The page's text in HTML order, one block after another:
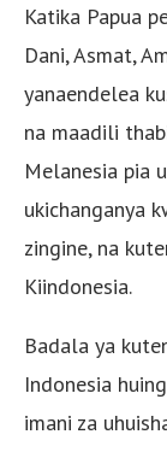
Katika Papua
Dani, Asmat,
yanaendelea
na maadili
Melanesia pia
ukichanganya
zingine, na
Kiindonesia.
Badala ya
Indonesia
imani za